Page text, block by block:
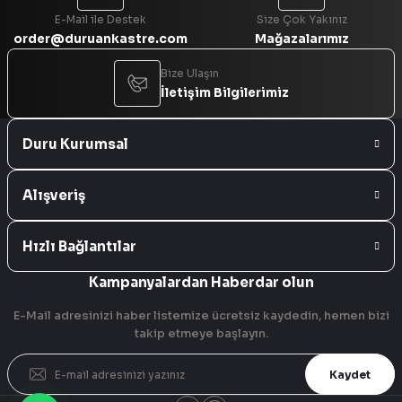
E-Mail ile Destek
order@duruankastre.com
Size Çok Yakınız
Mağazalarımız
Bize Ulaşın
İletişim Bilgilerimiz
Duru Kurumsal
Alışveriş
Hızlı Bağlantılar
Kampanyalardan Haberdar olun
E-Mail adresinizi haber listemize ücretsiz kaydedin, hemen bizi
takip etmeye başlayın.
Kaydet